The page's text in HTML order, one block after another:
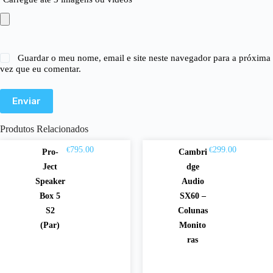
Guardar o meu nome, email e site neste navegador para a próxima
vez que eu comentar.
Enviar
Produtos Relacionados
Pro-
Ject
Speaker
Box 5
S2
(Par)
€795.00
Cambri
dge
Audio
SX60 –
Colunas
Monito
ras
€299.00